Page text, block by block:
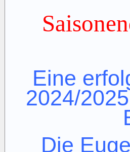
Eine
2024/
Die